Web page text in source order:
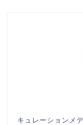
キュレーションメ